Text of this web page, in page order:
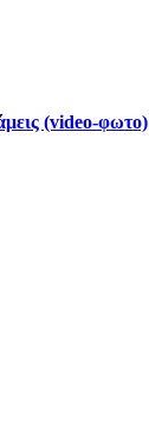
(video-φωτο)